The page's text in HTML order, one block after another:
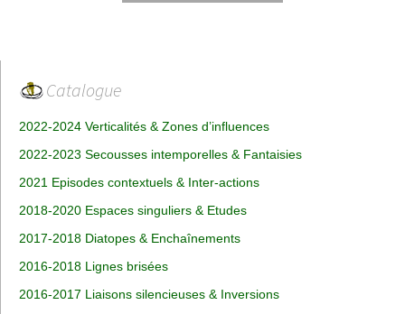
Catalogue
2022-2024 Verticalités & Zones d’influences
2022-2023 Secousses intemporelles & Fantaisies
2021 Episodes contextuels & Inter-actions
2018-2020 Espaces singuliers & Etudes
2017-2018 Diatopes & Enchaînements
2016-2018 Lignes brisées
2016-2017 Liaisons silencieuses & Inversions